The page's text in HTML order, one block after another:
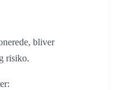
bliver
risiko.